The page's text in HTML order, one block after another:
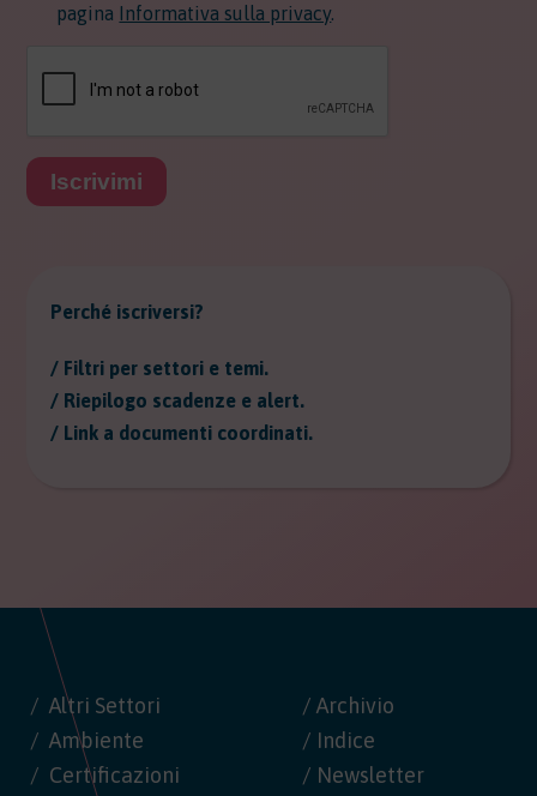
pagina Informativa sulla privacy.
Iscrivimi
Perché iscriversi?
/ Filtri per settori e temi.
/ Riepilogo scadenze e alert.
/ Link a documenti coordinati.
Altri Settori
Ambiente
Certificazioni
/ Archivio
/ Indice
/ Newsletter